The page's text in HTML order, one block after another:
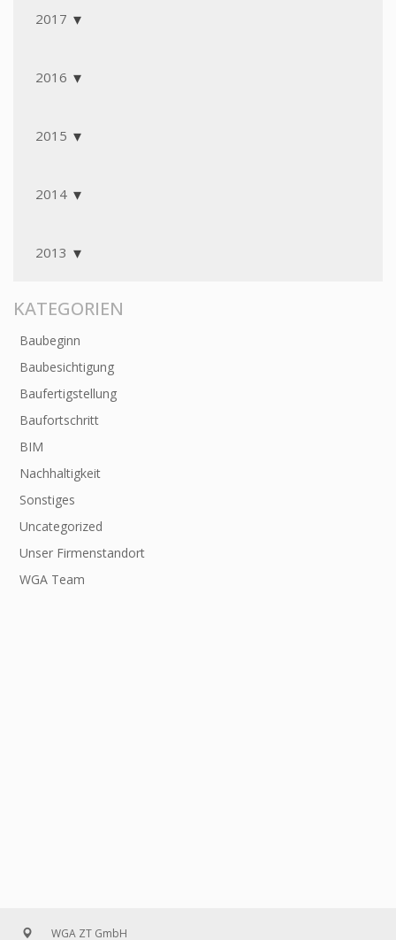
2017
2016
2015
2014
2013
KATEGORIEN
Baubeginn
Baubesichtigung
Baufertigstellung
Baufortschritt
BIM
Nachhaltigkeit
Sonstiges
Uncategorized
Unser Firmenstandort
WGA Team
WGA ZT GmbH